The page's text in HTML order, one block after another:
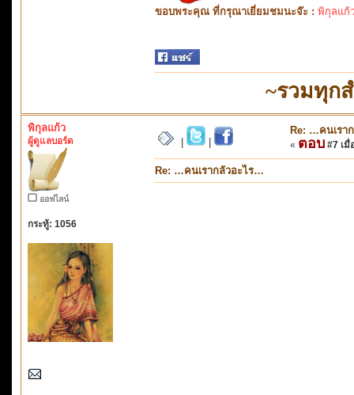
ขอบพระคุณ ที่กรุณาเยี่ยมชมนะจ๊ะ : พิกุลแก้
~รวมทุก
พิกุลแก้ว
ผู้ดูแลบอร์ด
ออฟไลน์
กระทู้: 1056
Re: …คนเรา
« ตอบ #7 เมื่
Re: …คนเรากลัวอะไร…